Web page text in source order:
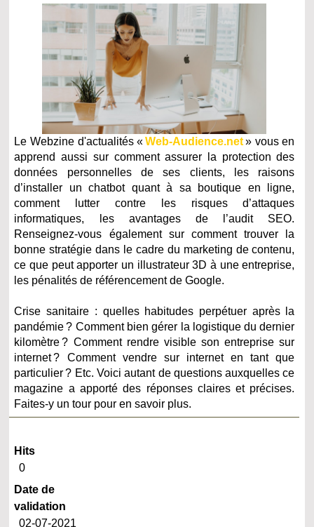
Le Webzine d'actualités «Web-Audience.net» vous en
apprend aussi sur comment assurer la protection des
données personnelles de ses clients, les raisons
d’installer un chatbot quant à sa boutique en ligne,
comment lutter contre les risques d’attaques
informatiques, les avantages de l’audit SEO.
Renseignez-vous également sur comment trouver la
bonne stratégie dans le cadre du marketing de contenu,
ce que peut apporter un illustrateur 3D à une entreprise,
les pénalités de référencement de Google.
Crise sanitaire : quelles habitudes perpétuer après la
pandémie ? Comment bien gérer la logistique du dernier
kilomètre ? Comment rendre visible son entreprise sur
internet ? Comment vendre sur internet en tant que
particulier ? Etc. Voici autant de questions auxquelles ce
magazine a apporté des réponses claires et précises.
Faites-y un tour pour en savoir plus.
Hits
0
Date de
validation
02-07-2021